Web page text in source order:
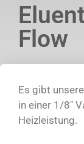
Flow
Es gibt
in einer 1/8″
Heizleistung.